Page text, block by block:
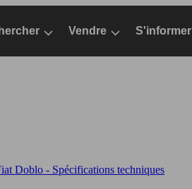
Vendre S'informer
Doblo - Spécifications techniques